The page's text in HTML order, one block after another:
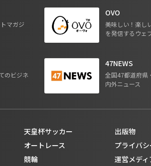
マガジ
OVO
美味しい！楽し
を発信するウェ
のビジネ
47NEWS
全国47都道府県
内外ニュース
天皇杯サッカー
オートレース
競輪
出版物
プライバ
運営メディ